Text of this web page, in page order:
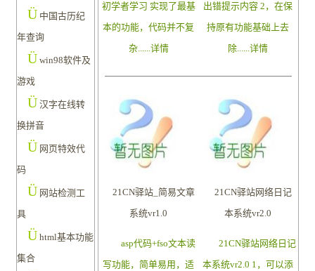
Ü 中国古历纪
年查询
Ü win98软件及
游戏
Ü 汉字在线转
换拼音
Ü 网页特效代
码
Ü 网站检测工
具
Ü html基本功能
集合
初学者学习 实现了最基
本的功能，代码并不复
杂......详情
出错提示内容 2，在保
持原有功能基础上去
除......详情
21CN驿站_简易文章
系统vr1.0
asp代码+fso文本读
写功能，简单易用，适
21CN驿站网络日记
本系统vr2.0
21CN驿站网络日记
本系统vr2.0 1，可以添